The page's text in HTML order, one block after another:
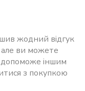
жодний відгук
ви можете
іншим
з покупкою